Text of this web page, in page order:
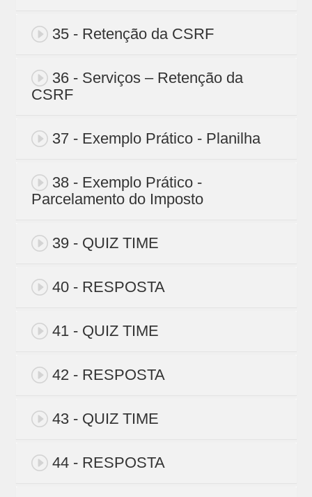
35 - Retenção da CSRF
36 - Serviços – Retenção da
CSRF
37 - Exemplo Prático - Planilha
38 - Exemplo Prático -
Parcelamento do Imposto
39 - QUIZ TIME
40 - RESPOSTA
41 - QUIZ TIME
42 - RESPOSTA
43 - QUIZ TIME
44 - RESPOSTA